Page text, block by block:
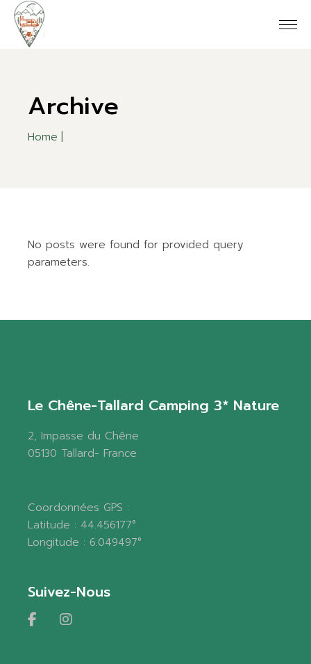
Skip
the
content
Archive
Home
No posts were found for provided query
parameters.
Le Chêne-Tallard Camping 3* Nature
2, Impasse du Chêne
05130 Tallard- France
Coordonnées GPS :
Latitude : 44.456177°
Longitude : 6.049497°
Suivez-Nous